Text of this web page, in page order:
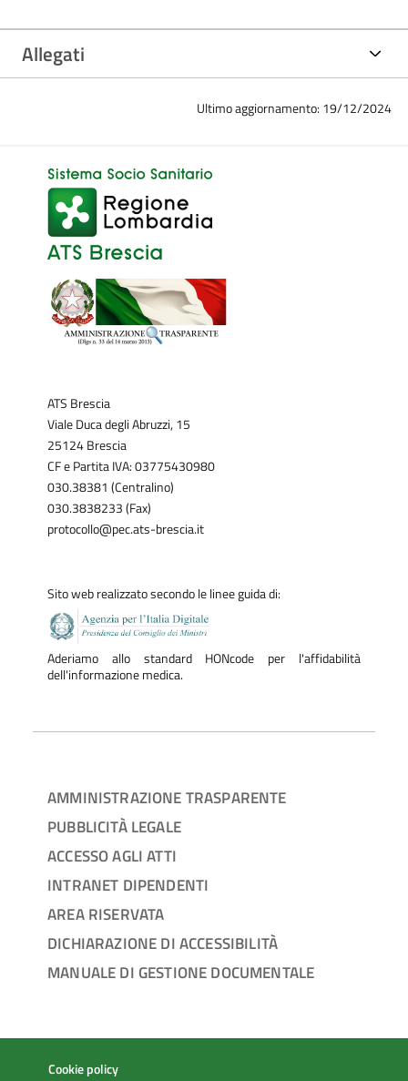
Allegati
Ultimo aggiornamento: 19/12/2024
ATS Brescia
Viale Duca degli Abruzzi, 15
25124 Brescia
CF e Partita IVA: 03775430980
030.38381 (Centralino)
030.3838233 (Fax)
protocollo@pec.ats-brescia.it
Sito web realizzato secondo le linee guida di:
Aderiamo allo standard HONcode per l'affidabilità
dell'informazione medica.
AMMINISTRAZIONE TRASPARENTE
PUBBLICITÀ LEGALE
ACCESSO AGLI ATTI
INTRANET DIPENDENTI
AREA RISERVATA
DICHIARAZIONE DI ACCESSIBILITÀ
MANUALE DI GESTIONE DOCUMENTALE
Cookie policy